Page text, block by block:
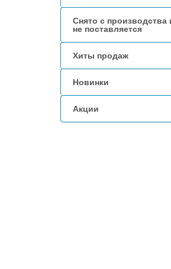
Снято с производства
не поставляется
Хиты продаж
Новинки
Акции